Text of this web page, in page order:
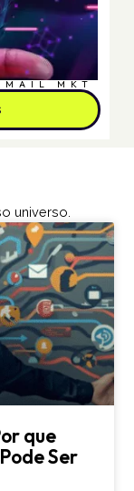
MKT
universo.
que
Ser